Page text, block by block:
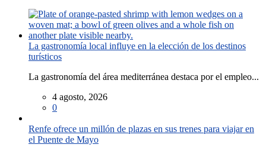
La gastronomía local influye en la elección de los destinos
turísticos
La gastronomía del área mediterránea destaca por el empleo...
4 agosto, 2026
0
Renfe ofrece un millón de plazas en sus trenes para viajar en
el Puente de Mayo